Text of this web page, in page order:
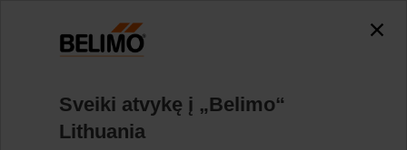
R-22PE-0UG
Sveiki atvykę į „Belimo“
Lithuania